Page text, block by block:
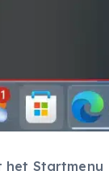
het Startmenu